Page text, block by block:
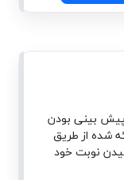
پیش بینی بودن
شده از طریق
نوبت خود